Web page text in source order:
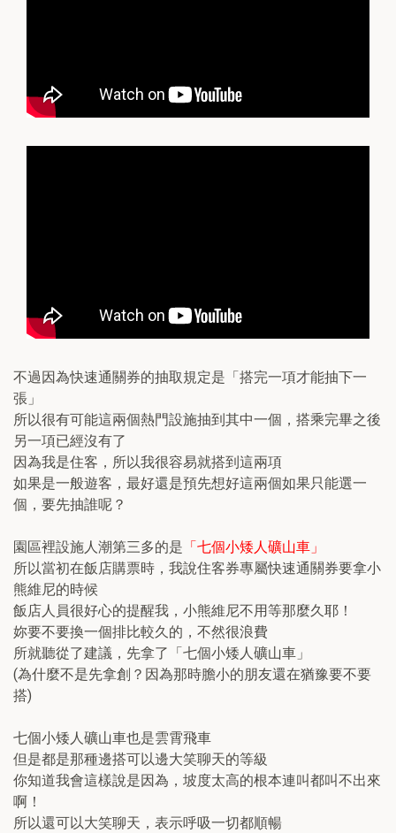
不過因為快速通關券的抽取規定是「搭完一項才能抽下一
張」
所以很有可能這兩個熱門設施抽到其中一個，搭乘完畢之後
另一項已經沒有了
因為我是住客，所以我很容易就搭到這兩項
如果是一般遊客，最好還是預先想好這兩個如果只能選一
個，要先抽誰呢？
園區裡設施人潮第三多的是 「七個小矮人礦山車」
所以當初在飯店購票時，我說住客券專屬快速通關券要拿小
熊維尼的時候
飯店人員很好心的提醒我，小熊維尼不用等那麼久耶！
妳要不要換一個排比較久的，不然很浪費
所就聽從了建議，先拿了「七個小矮人礦山車」
(為什麼不是先拿創？因為那時膽小的朋友還在猶豫要不要
搭)
七個小矮人礦山車也是雲霄飛車
但是都是那種邊搭可以邊大笑聊天的等級
你知道我會這樣說是因為，坡度太高的根本連叫都叫不出來
啊！
所以還可以大笑聊天，表示呼吸一切都順暢